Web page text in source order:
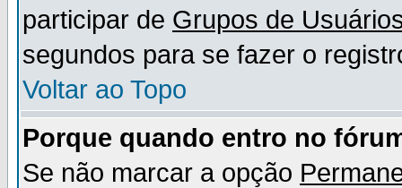
participar de Grupos de
segundos para se fazer o
Voltar ao Topo
Porque quando entro no
Se não marcar a opção